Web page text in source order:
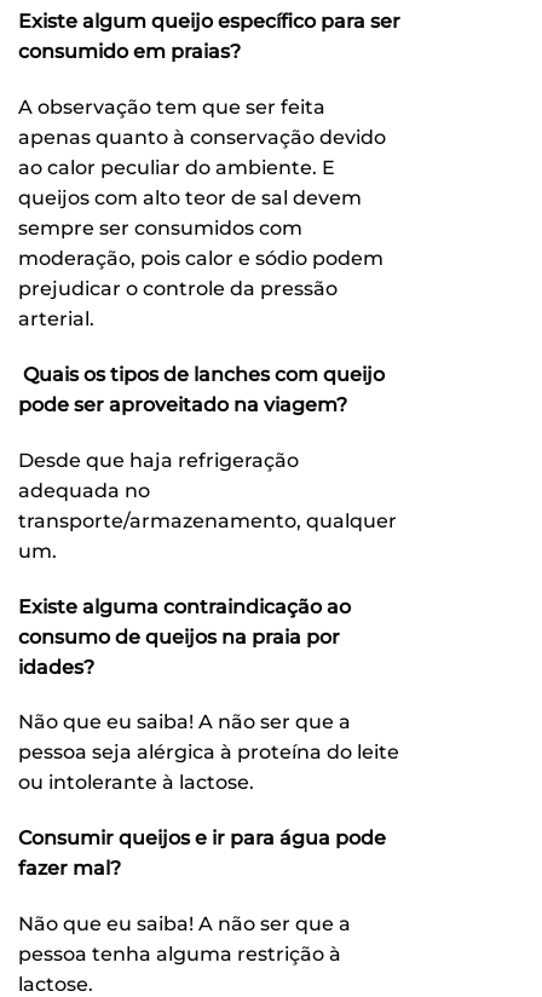
Existe algum queijo específico para ser
consumido em praias?
A observação tem que ser feita
apenas quanto à conservação devido
ao calor peculiar do ambiente. E
queijos com alto teor de sal devem
sempre ser consumidos com
moderação, pois calor e sódio podem
prejudicar o controle da pressão
arterial.
Quais os tipos de lanches com queijo
pode ser aproveitado na viagem?
Desde que haja refrigeração
adequada no
transporte/armazenamento, qualquer
um.
Existe alguma contraindicação ao
consumo de queijos na praia por
idades?
Não que eu saiba! A não ser que a
pessoa seja alérgica à proteína do leite
ou intolerante à lactose.
Consumir queijos e ir para água pode
fazer mal?
Não que eu saiba! A não ser que a
pessoa tenha alguma restrição à
lactose.